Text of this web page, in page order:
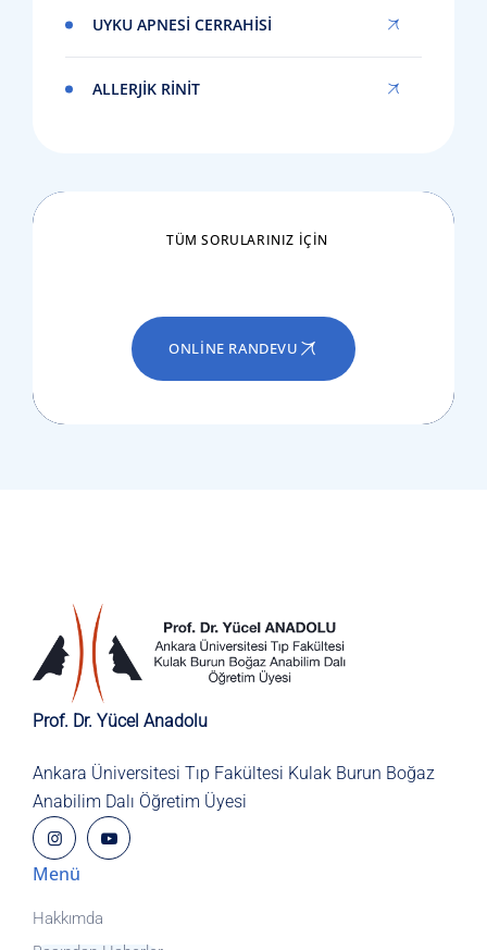
UYKU APNESI CERRAHISI
ALLERJIK RINIT
TÜM SORULARINIZ IÇIN
ONLINE RANDEVU
Prof. Dr. Yücel Anadolu
Ankara Üniversitesi Tıp Fakültesi Kulak Burun Boğaz
Anabilim Dalı Öğretim Üyesi
Menü
Hakkımda